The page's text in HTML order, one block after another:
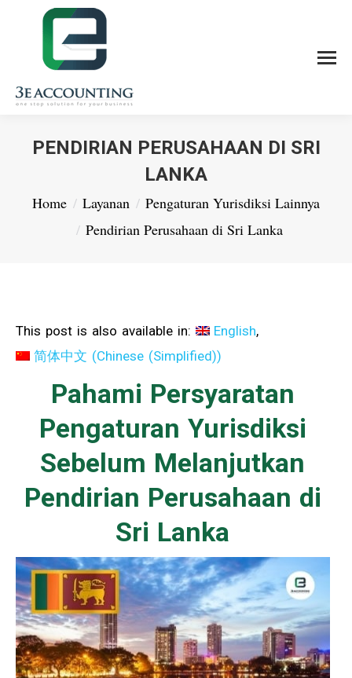
PENDIRIAN PERUSAHAAN DI SRI
LANKA
You are here:
Home Layanan
Pengaturan Yurisdiksi Lainnya
Pendirian Perusahaan di Sri Lanka
This post is also available in:
English
简体中文 (Chinese (Simplified))
Pahami Persyaratan
Pengaturan Yurisdiksi
Sebelum Melanjutkan
Pendirian Perusahaan di
Sri Lanka